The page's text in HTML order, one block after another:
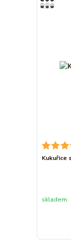
Kukuřice
skladem